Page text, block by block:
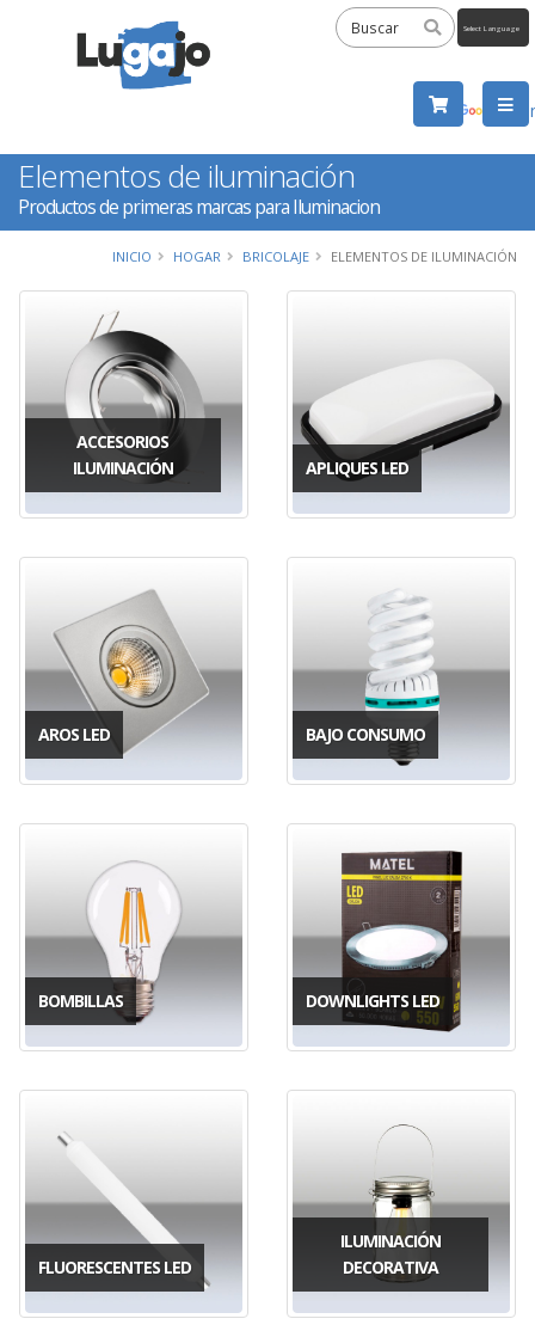
by
Elementos de iluminación
Productos de primeras marcas para Iluminacion
INICIO HOGAR BRICOLAJE ELEMENTOS DE ILUMINACIÓN
ACCESORIOS
ILUMINACIÓN
APLIQUES LED
AROS LED BAJO CONSUMO
BOMBILLAS DOWNLIGHTS LED
FLUORESCENTES LED
ILUMINACIÓN
DECORATIVA